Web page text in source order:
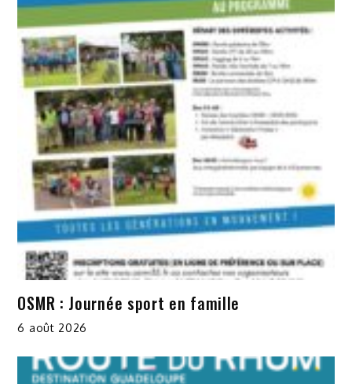
OSMR : Journée sport en famille
6 août 2026